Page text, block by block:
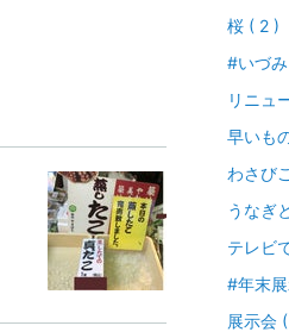
桜 ( 2 )
#いづ
リニュ
早いも
わさび
うなぎ
テレビ
#年末
展示会